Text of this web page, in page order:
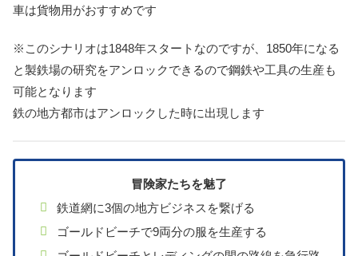
車は貨物用がおすすめです
※このシナリオは1848年スタートなのですが、1850年になる
と製鉄場の研究をアンロックできるので鋼鉄や工具の生産も
可能となります
鉄の地方都市はアンロックした時に出現します
冒険家たちを魅了
鉄道網に3個の地方ビジネスを繋げる
ゴールドビーチで9両分の服を生産する